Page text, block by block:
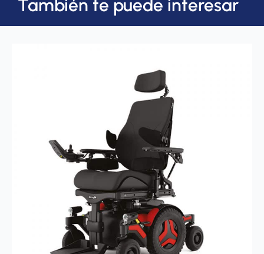
También te puede interesar